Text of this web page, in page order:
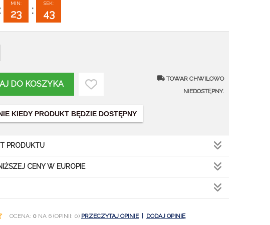
:
MIN:
23 :
SEK:
42
DO KOSZYKA
TOWAR CHWILOWO
NIEDOSTĘPNY.
KIEDY PRODUKT BĘDZIE DOSTĘPNY
PRODUKTU
CENY W EUROPIE
OCENA: 0 NA 6 (OPINII: 0) PRZECZYTAJ OPINIE DODAJ OPINIĘ